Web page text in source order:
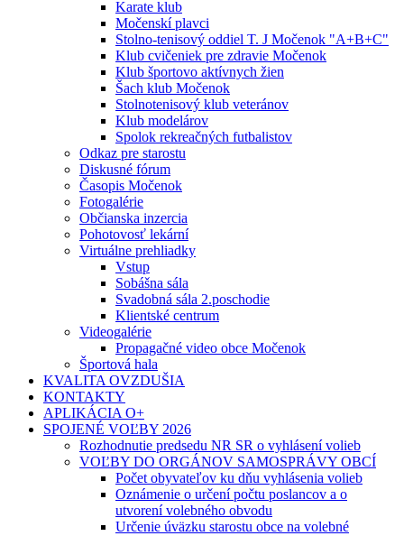
Karate klub
Močenskí plavci
Stolno-tenisový oddiel T. J Močenok "A+B+C"
Klub cvičeniek pre zdravie Močenok
Klub športovo aktívnych žien
Šach klub Močenok
Stolnotenisový klub veteránov
Klub modelárov
Spolok rekreačných futbalistov
Odkaz pre starostu
Diskusné fórum
Časopis Močenok
Fotogalérie
Občianska inzercia
Pohotovosť lekární
Virtuálne prehliadky
Vstup
Sobášna sála
Svadobná sála 2.poschodie
Klientské centrum
Videogalérie
Propagačné video obce Močenok
Športová hala
KVALITA OVZDUŠIA
KONTAKTY
APLIKÁCIA O+
SPOJENÉ VOĽBY 2026
Rozhodnutie predsedu NR SR o vyhlásení volieb
VOĽBY DO ORGÁNOV SAMOSPRÁVY OBCÍ
Počet obyvateľov ku dňu vyhlásenia volieb
Oznámenie o určení počtu poslancov a o
utvorení volebného obvodu
Určenie úväzku starostu obce na volebné